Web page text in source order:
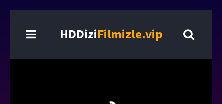
HDDiziFilmizle.vip